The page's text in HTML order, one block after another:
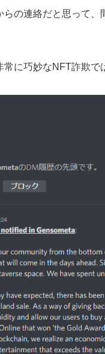
らの連絡だと思って
常に巧妙なNFT詐欺で